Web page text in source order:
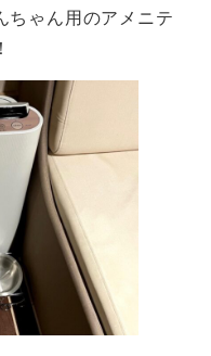
ちゃん用のアメニテ